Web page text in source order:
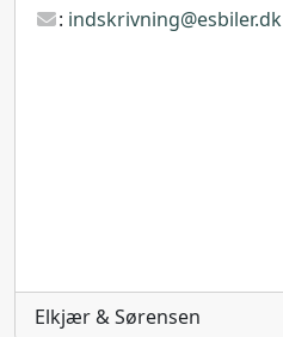
: indskrivning@esbiler.dk
Elkjær & Sørensen